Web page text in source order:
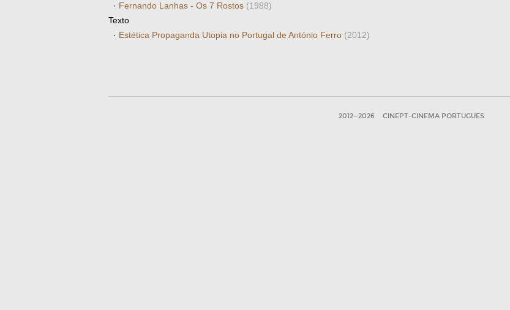
· Fernando Lanhas - Os 7 Rostos (1988)
Texto
· Estética Propaganda Utopia no Portugal de António Ferro (2012)
2012—2026 CINEPT-CINEMA PORTUGUES